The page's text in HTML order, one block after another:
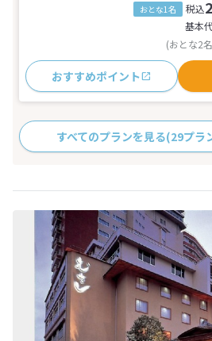
おとな1名 税込
基本
(おとな2
おすすめポイント
すべてのプランを見る(29プラ